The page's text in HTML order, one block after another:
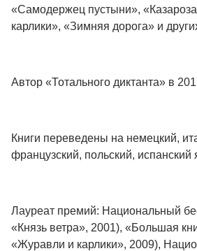
«Самодержец пустыни»,
карлики», «Зимняя дорога» и
Автор «Тотального диктанта» в
Книги переведены на немецкий,
французский, польский, испанский
Лауреат премий: Национальный
«Князь ветра», 2001), «Большая
«Журавли и карлики», 2009),